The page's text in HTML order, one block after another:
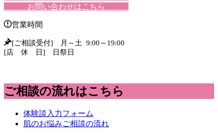
お問い合わせはこちら
営業時間
[ご相談受付] 月～土 9:00～19:00
[店 休 日] 日祭日
ご相談の流れはこちら
体験談入力フォーム
肌のお悩みご相談の流れ